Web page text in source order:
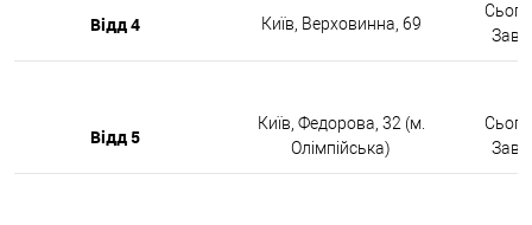
Відд 4 Київ, Верховинна, 69
Відд 5
Київ, Федорова, 32 (м.
Олімпійська)